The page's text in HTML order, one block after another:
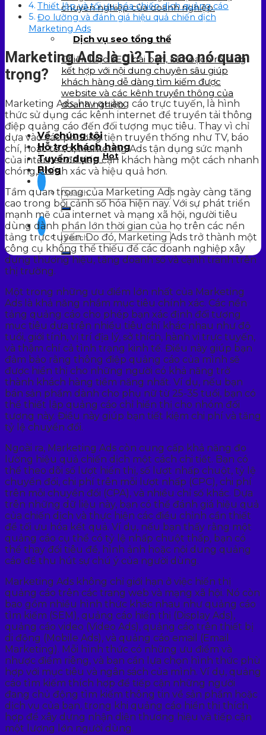
chuyên nghiệp của doanh nghiệp.
Dịch vụ seo tổng thể
Chiến lược SEO bài bản, kế hoạch rõ ràng
kết hợp với nội dung chuyên sâu giúp
khách hàng dễ dàng tìm kiếm được
website và các kênh truyền thông của
doanh nghiệp.
Về chúng tôi
Hỗ trợ khách hàng
Tuyển dụngHot
Blog
Thiết lập và tối ưu hóa chiến dịch quảng cáo
Đo lường và đánh giá hiệu quả chiến dịch
Marketing Ads
Marketing Ads là gì? Tại sao nó quan
trọng?
Marketing Ads, hay quảng cáo trực tuyến, là hình
thức sử dụng các kênh internet để truyền tải thông
điệp quảng cáo đến đối tượng mục tiêu. Thay vì chỉ
dựa vào các phương tiện truyền thống như TV, báo
chí, hoặc tờ rơi, Marketing Ads tận dụng sức mạnh
của internet để tiếp cận khách hàng một cách nhanh
chóng, chính xác và hiệu quả hơn.
Tầm quan trọng của Marketing Ads ngày càng tăng
cao trong bối cảnh số hóa hiện nay. Với sự phát triển
mạnh mẽ của internet và mạng xã hội, người tiêu
dùng dành phần lớn thời gian của họ trên các nền
tảng trực tuyến. Do đó, Marketing Ads trở thành một
công cụ không thể thiếu để các doanh nghiệp xây
dựng thương hiệu, tăng doanh số và cạnh tranh trên
thị trường.
Một trong những ưu điểm lớn nhất của Marketing
Ads là khả năng nhắm mục tiêu chính xác. Các nền
tảng quảng cáo cho phép bạn xác định đối tượng
mục tiêu dựa trên nhiều tiêu chí khác nhau như độ
tuổi, giới tính, vị trí địa lý, sở thích, hành vi trực tuyến,
và thậm chí cả tình trạng kinh tế. Điều này giúp bạn
đảm bảo rằng thông điệp quảng cáo của mình sẽ
được hiển thị cho những người có khả năng trở
thành khách hàng tiềm năng nhất. Ví dụ, nếu bạn
bán sản phẩm dành cho phụ nữ từ 25-35 tuổi, bạn có
thể thiết lập quảng cáo chỉ hiển thị cho nhóm đối
tượng này. Điều này giúp bạn tiết kiệm chi phí và tăng
tỷ lệ chuyển đổi.
Ngoài ra, Marketing Ads còn cung cấp khả năng đo
lường hiệu quả chiến dịch một cách chi tiết. Bạn có
thể theo dõi số lượt hiển thị, số lượt nhấp chuột, tỷ lệ
chuyển đổi, chi phí trên mỗi lượt nhấp (CPC), chi phí
trên mỗi chuyển đổi (CPA), và nhiều chỉ số khác. Dựa
trên những dữ liệu này, bạn có thể đánh giá hiệu quả
của chiến dịch và thực hiện các điều chỉnh cần thiết
để tối ưu hóa kết quả. Ví dụ, nếu bạn thấy rằng một
quảng cáo cụ thể có tỷ lệ nhấp chuột thấp, bạn có
thể thay đổi tiêu đề, hình ảnh hoặc nội dung quảng
cáo để thu hút sự chú ý của người dùng.
Marketing Ads không chỉ giới hạn ở việc hiển thị
quảng cáo trên các trang web và mạng xã hội. Nó còn
bao gồm nhiều hình thức khác nhau như quảng cáo
tìm kiếm (SEM), quảng cáo hiển thị (Display Ads),
quảng cáo video (Video Ads), quảng cáo trên thiết bị
di động (Mobile Ads), và quảng cáo email (Email
Marketing). Mỗi hình thức có những ưu điểm và
nhược điểm riêng, và bạn cần lựa chọn hình thức phù
hợp với mục tiêu và ngân sách của mình. Ví dụ, quảng
cáo tìm kiếm thích hợp để tiếp cận những người
đang chủ động tìm kiếm thông tin về sản phẩm hoặc
dịch vụ của bạn, trong khi quảng cáo hiển thị thích
hợp để xây dựng nhận diện thương hiệu và tiếp cận
một lượng lớn người dùng.